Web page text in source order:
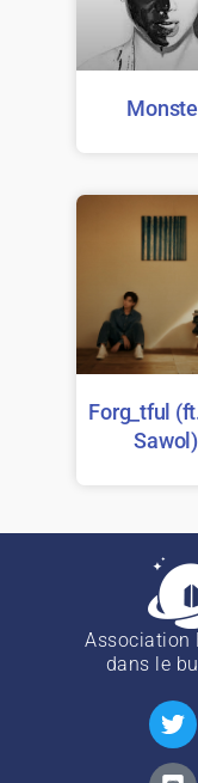
Forg_tful
Sawol)
Association
dans le